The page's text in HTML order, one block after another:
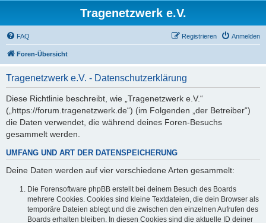
Tragenetzwerk e.V.
FAQ Anmelden
Registrieren
Foren-Übersicht
Tragenetzwerk e.V. - Datenschutzerklärung
Diese Richtlinie beschreibt, wie „Tragenetzwerk e.V.“
(„https://forum.tragenetzwerk.de“) (im Folgenden „der Betreiber“)
die Daten verwendet, die während deines Foren-Besuchs
gesammelt werden.
UMFANG UND ART DER DATENSPEICHERUNG
Deine Daten werden auf vier verschiedene Arten gesammelt:
Die Forensoftware phpBB erstellt bei deinem Besuch des Boards
mehrere Cookies. Cookies sind kleine Textdateien, die dein Browser als
temporäre Dateien ablegt und die zwischen den einzelnen Aufrufen des
Boards erhalten bleiben. In diesen Cookies sind die aktuelle ID deiner